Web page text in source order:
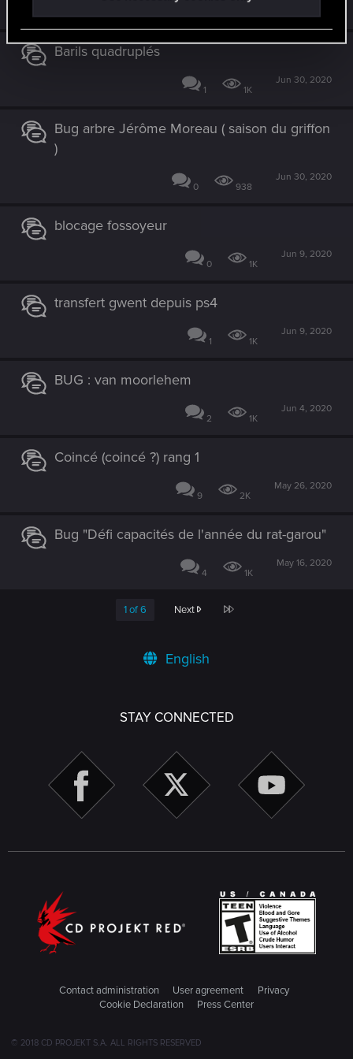
Barils quadruplés
1 1K
Jun 30, 2020
Bug arbre Jérôme Moreau ( saison du griffon
)
0 938
Jun 30, 2020
blocage fossoyeur
0 1K
Jun 9, 2020
transfert gwent depuis ps4
1 1K
Jun 9, 2020
BUG : van moorlehem
2 1K
Jun 4, 2020
Coincé (coincé ?) rang 1
9 2K
May 26, 2020
Bug "Défi capacités de l'année du rat-garou"
4 1K
May 16, 2020
1 of 6 Next Last
English
STAY CONNECTED
Contact administration User agreement
Privacy
Cookie Declaration
Press Center
© 2018 CD PROJEKT S.A. ALL RIGHTS RESERVED